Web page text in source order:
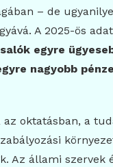
– de
A 2025-ös
egyre
nagyobb
oktatásban, a
Az állami szervek